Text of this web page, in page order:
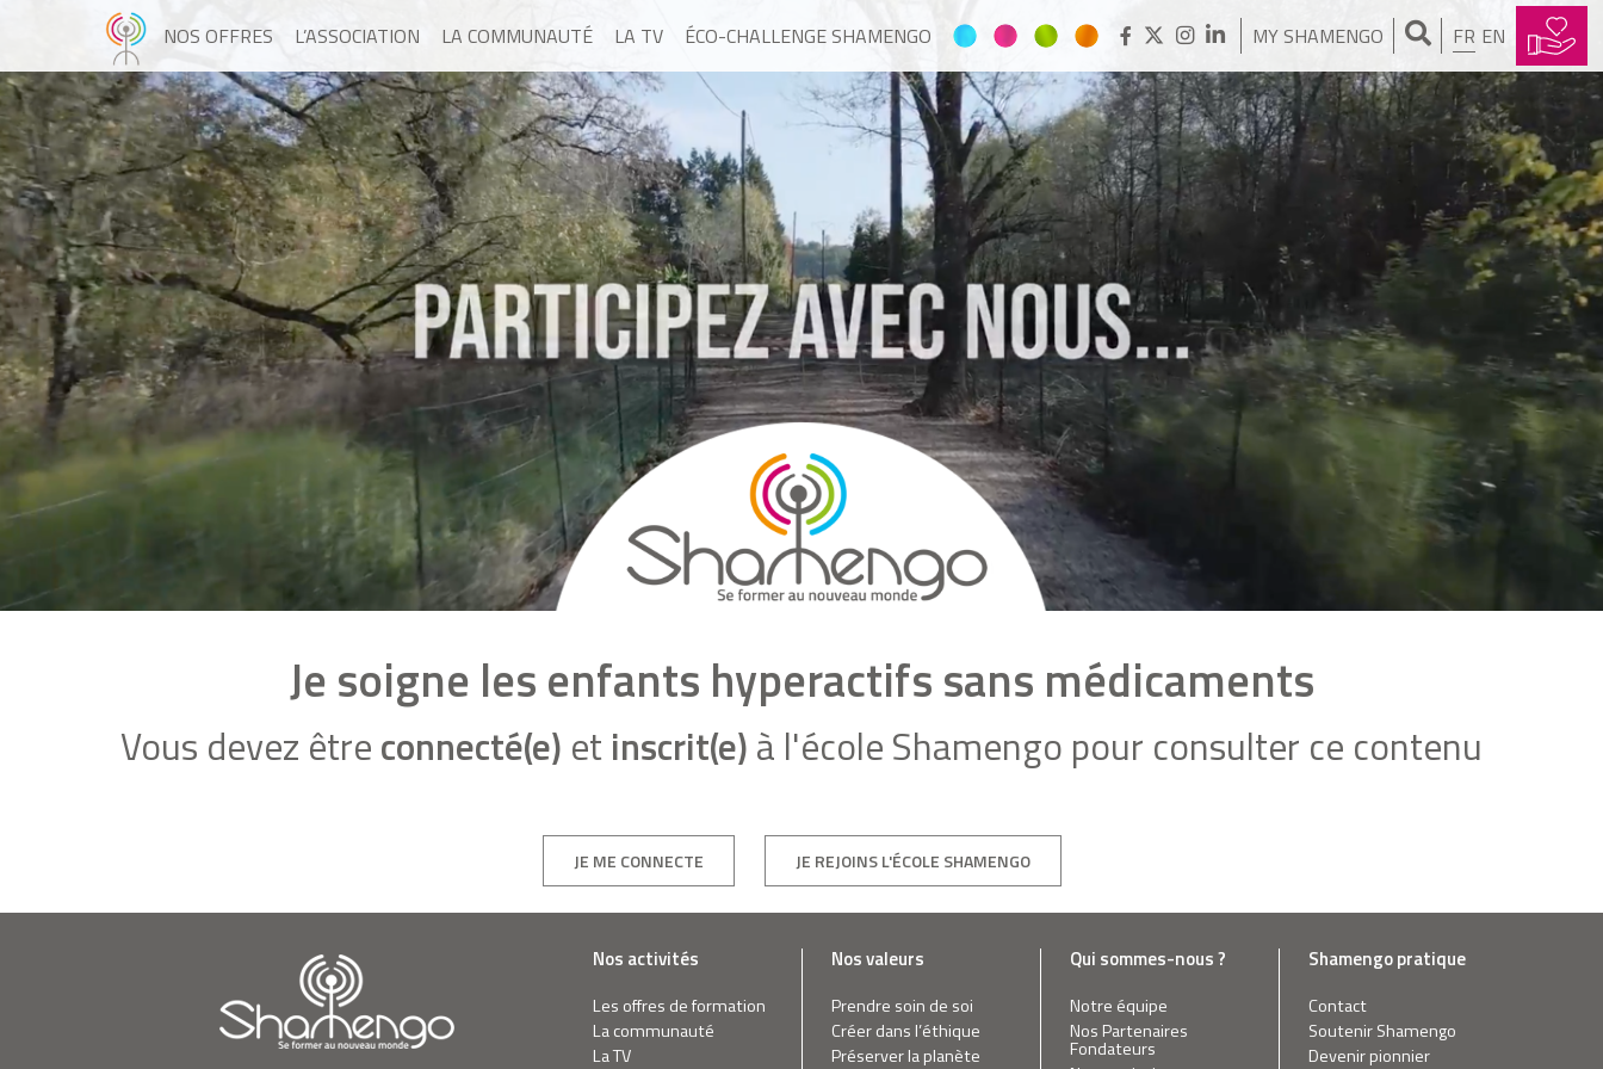
NOS OFFRES L’ASSOCIATION LA COMMUNAUTÉ LA TV ÉCO-CHALLENGE SHAMENGO MY SHAMENGO FR EN
Je soigne les enfants hyperactifs sans médicaments
Vous devez êtreconnecté(e) et inscrit(e)à l'école Shamengo pour consulter ce contenu
JE ME CONNECTE JE REJOINS L'ÉCOLE SHAMENGO
Nos activités
Les offres de formation
La communauté
La TV
Nos valeurs
Prendre soin de soi
Créer dans l’éthique
Préserver la planète
Qui sommes-nous ?
Notre équipe
Nos Partenaires
Fondateurs
Shamengo pratique
Contact
Soutenir Shamengo
Devenir pionnier